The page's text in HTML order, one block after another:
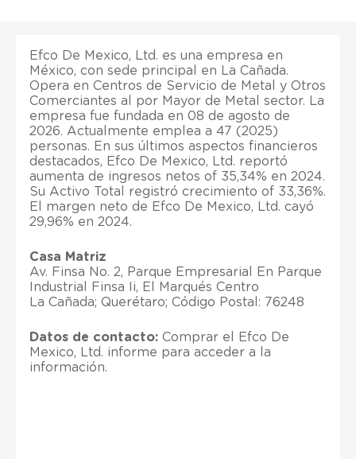
Efco De Mexico, Ltd. es una empresa en
México, con sede principal en La Cañada.
Opera en Centros de Servicio de Metal y Otros
Comerciantes al por Mayor de Metal sector. La
empresa fue fundada en 08 de agosto de
2026. Actualmente emplea a 47 (2025)
personas. En sus últimos aspectos financieros
destacados, Efco De Mexico, Ltd. reportó
aumenta de ingresos netos of 35,34% en 2024.
Su Activo Total registró crecimiento of 33,36%.
El margen neto de Efco De Mexico, Ltd. cayó
29,96% en 2024.
Casa Matriz
Av. Finsa No. 2, Parque Empresarial En Parque
Industrial Finsa Ii, El Marqués Centro
La Cañada; Querétaro; Código Postal: 76248
Datos de contacto: Comprar el Efco De
Mexico, Ltd. informe para acceder a la
información.